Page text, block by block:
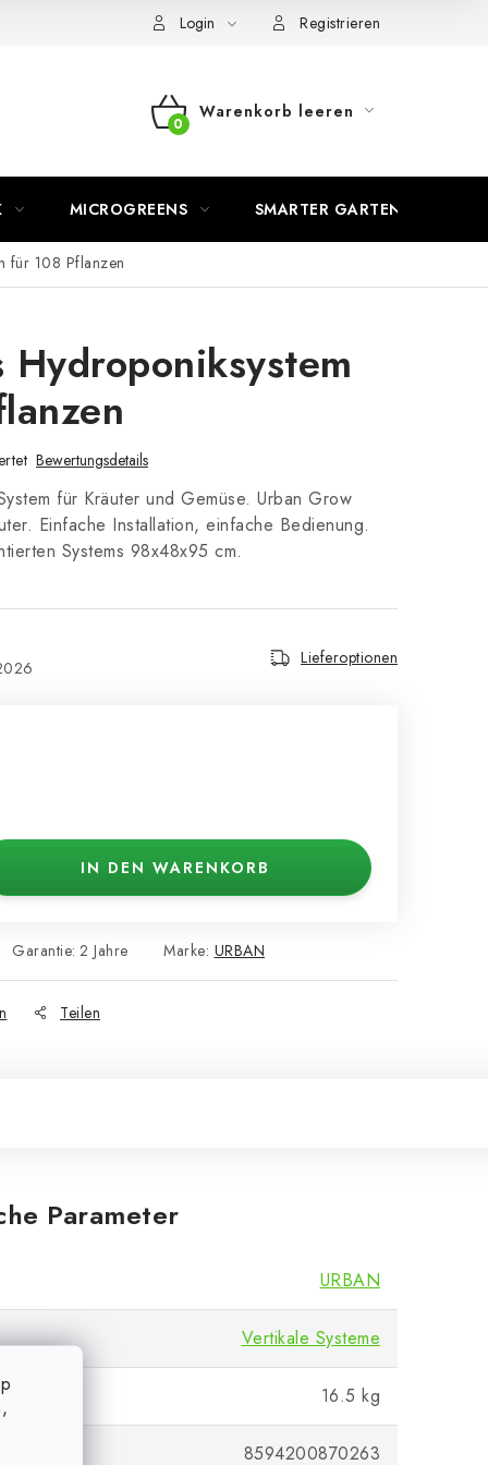
Login Registrieren
WARENKORB
Warenkorb leeren
MICROGREENS SMARTER GARTEN
für 108 Pflanzen
Bewertungsdetails
für Kräuter und Gemüse. Urban Grow
Einfache Installation, einfache Bedienung.
Systems 98x48x95 cm.
Lieferoptionen
IN DEN WARENKORB
Marke: URBAN
Garantie: 2 Jahre
Teilen
Parameter
URBAN
Vertikale Systeme
16.5 kg
8594200870263